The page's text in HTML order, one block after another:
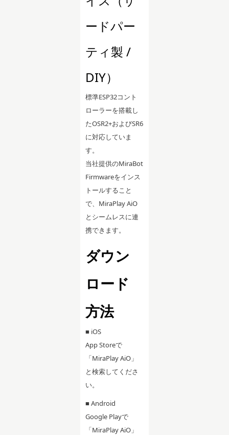
ードパー
ティ製 /
DIY）
標準ESP32コント
ローラーを搭載し
たOSR2+およびSR6
に対応していま
す。
当社提供のMiraBot
Firmwareをインス
トールすること
で、MiraPlay AiO
とシームレスに連
携できます。
ダウン
ロード
方法
■ iOS
App Storeで
「MiraPlay AiO」
と検索してくださ
い。
■ Android
Google Playで
「MiraPlay AiO」